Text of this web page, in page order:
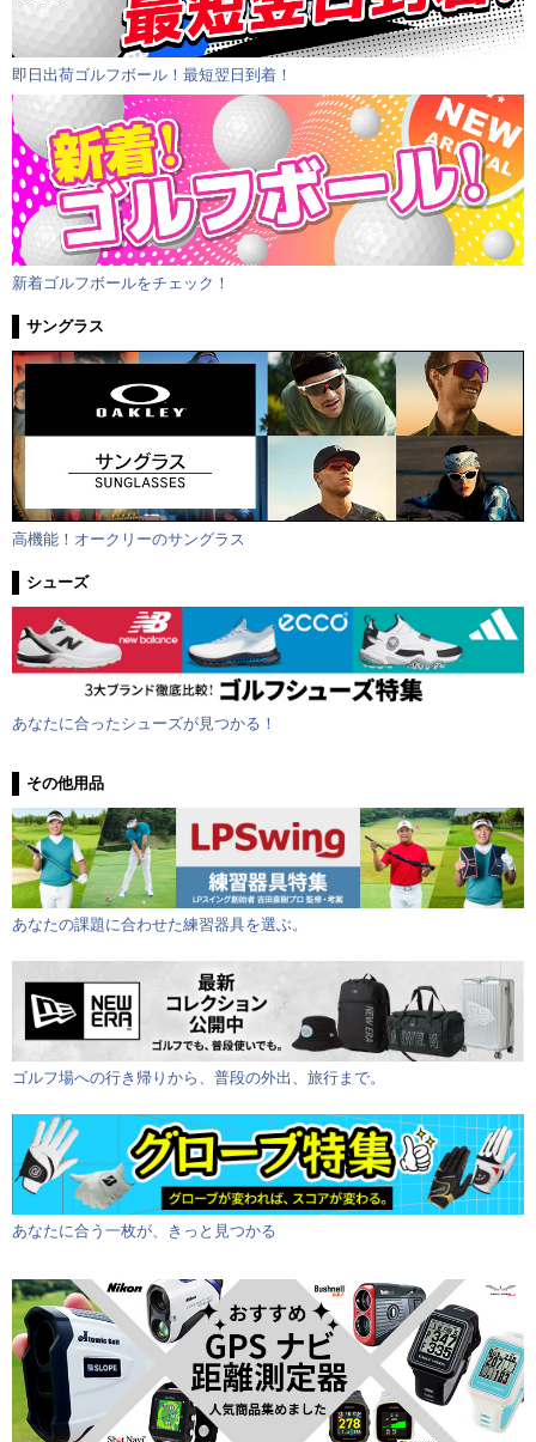
即日出荷ゴルフボール！最短翌日到着！
新着ゴルフボールをチェック！
サングラス
高機能！オークリーのサングラス
シューズ
あなたに合ったシューズが見つかる！
その他用品
あなたの課題に合わせた練習器具を選ぶ。
ゴルフ場への行き帰りから、普段の外出、旅行まで。
あなたに合う一枚が、きっと見つかる